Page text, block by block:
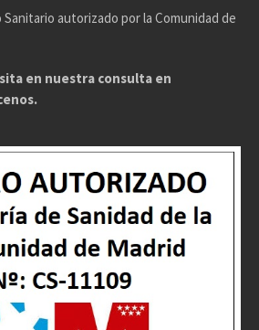
autorizado por la Comunidad de
en nuestra consulta en